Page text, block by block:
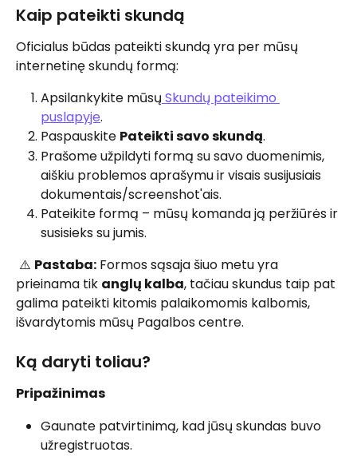
Kaip pateikti skundą
Oficialus būdas pateikti skundą yra per mūsų
internetinę skundų formą:
Apsilankykite mūsų Skundų pateikimo
puslapyje.
Paspauskite Pateikti savo skundą.
Prašome užpildyti formą su savo duomenimis,
aiškiu problemos aprašymu ir visais susijusiais
dokumentais/screenshot'ais.
Pateikite formą – mūsų komanda ją peržiūrės ir
susisieks su jumis.
⚠️ Pastaba: Formos sąsaja šiuo metu yra
prieinama tik anglų kalba, tačiau skundus taip pat
galima pateikti kitomis palaikomomis kalbomis,
išvardytomis mūsų Pagalbos centre.
Ką daryti toliau?
Pripažinimas
Gaunate patvirtinimą, kad jūsų skundas buvo
užregistruotas.